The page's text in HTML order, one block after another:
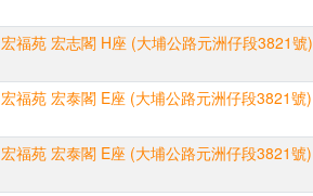
宏福苑 宏志閣 H座 (大埔公路元洲仔段3821號)
宏福苑 宏泰閣 E座 (大埔公路元洲仔段3821號)
宏福苑 宏泰閣 E座 (大埔公路元洲仔段3821號)